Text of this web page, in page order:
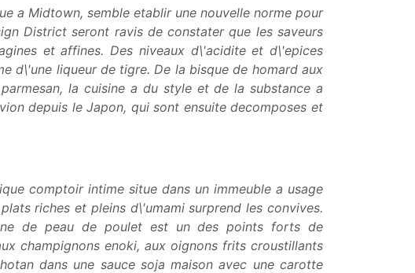
a Midtown, semble etablir une nouvelle norme pour
District seront ravis de constater que les saveurs
et affines. Des niveaux d\'acidite et d\'epices
d\'une liqueur de tigre. De la bisque de homard aux
la cuisine a du style et de la substance a
depuis le Japon, qui sont ensuite decomposes et
comptoir intime situe dans un immeuble a usage
riches et pleins d\'umami surprend les convives.
de peau de poulet est un des points forts de
champignons enoki, aux oignons frits croustillants
dans une sauce soja maison avec une carotte